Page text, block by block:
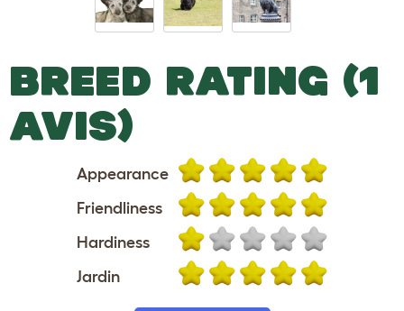
BREED RATING (1
AVIS)
Appearance
Friendliness
Hardiness
Jardin